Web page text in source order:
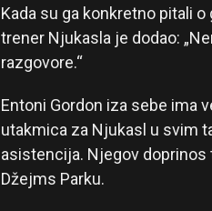
Kada su ga konkretno pitali
trener Njukasla je dodao:
razgovore.“
Entoni Gordon iza sebe ima
utakmica za Njukasl u svim
asistencija. Njegov doprinos
Džejms Parku.